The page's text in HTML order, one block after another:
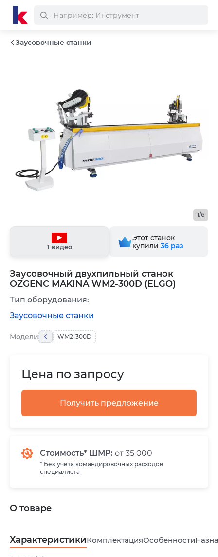
Заусовочные станки
Заусовочный двухпильный станок
OZGENC MAKINA WM2-300D (ELGO)
1/6
1 видео
Этот станок
купили 36 раз
Цена по запросу
Получить предложение
Стоимость* ШМР: от 35 000
* Без учета командировочных расходов
специалиста
Модели WM2-300D
Тип оборудования:
Заусовочные станки
О товаре
ХарактеристикиКомплектацияОсобенности